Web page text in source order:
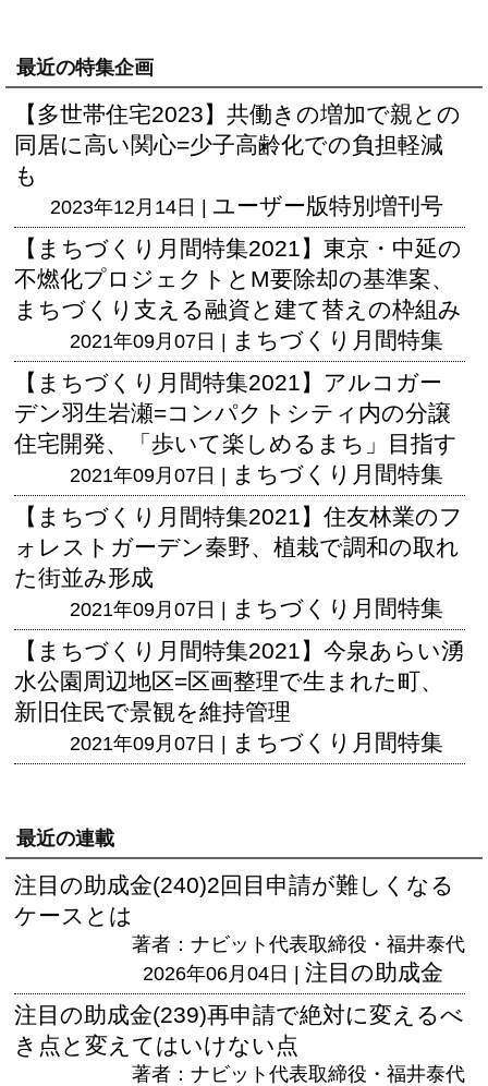
最近の特集企画
【多世帯住宅2023】共働きの増加で親との
同居に高い関心=少子高齢化での負担軽減
も
2023年12月14日 | ユーザー版特別増刊号
【まちづくり月間特集2021】東京・中延の
不燃化プロジェクトとM要除却の基準案、
まちづくり支える融資と建て替えの枠組み
2021年09月07日 | まちづくり月間特集
【まちづくり月間特集2021】アルコガー
デン羽生岩瀬=コンパクトシティ内の分譲
住宅開発、「歩いて楽しめるまち」目指す
2021年09月07日 | まちづくり月間特集
【まちづくり月間特集2021】住友林業のフ
ォレストガーデン秦野、植栽で調和の取れ
た街並み形成
2021年09月07日 | まちづくり月間特集
【まちづくり月間特集2021】今泉あらい湧
水公園周辺地区=区画整理で生まれた町、
新旧住民で景観を維持管理
2021年09月07日 | まちづくり月間特集
最近の連載
注目の助成金(240)2回目申請が難しくなる
ケースとは
著者：ナビット代表取締役・福井泰代
2026年06月04日 | 注目の助成金
注目の助成金(239)再申請で絶対に変えるべ
き点と変えてはいけない点
著者：ナビット代表取締役・福井泰代